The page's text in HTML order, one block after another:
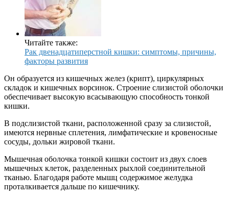
Читайте также:
Рак двенадцатиперстной кишки: симптомы, причины,
факторы развития
Он образуется из кишечных желез (крипт), циркулярных
складок и кишечных ворсинок. Строение слизистой оболочки
обеспечивает высокую всасывающую способность тонкой
кишки.
В подслизистой ткани, расположенной сразу за слизистой,
имеются нервные сплетения, лимфатические и кровеносные
сосуды, дольки жировой ткани.
Мышечная оболочка тонкой кишки состоит из двух слоев
мышечных клеток, разделенных рыхлой соединительной
тканью. Благодаря работе мышц содержимое желудка
проталкивается дальше по кишечнику.